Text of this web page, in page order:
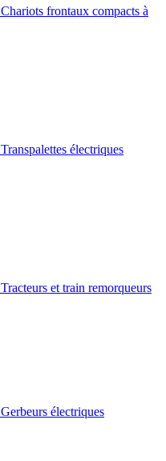
Chariots frontaux compacts à
Transpalettes électriques
Tracteurs et train remorqueurs
Gerbeurs électriques